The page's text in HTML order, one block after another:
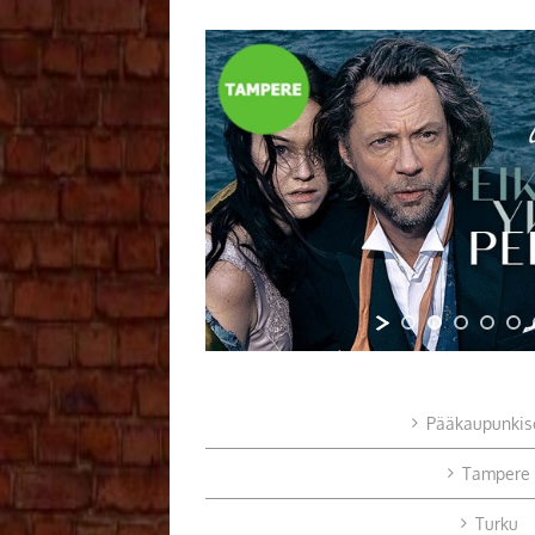
Tampere
Turku